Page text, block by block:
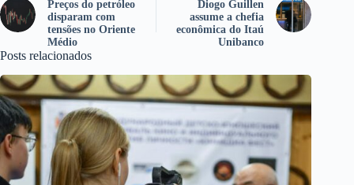
Preços do petróleo
disparam com
tensões no Oriente
Médio
Diogo Guillen
assume a chefia
econômica do Itaú
Unibanco
Posts relacionados